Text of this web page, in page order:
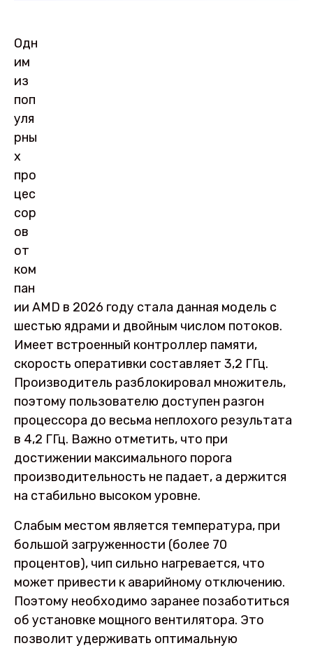
Одн
им
из
поп
уля
рны
х
про
цес
сор
ов
от
ком
пан
ии AMD в 2026 году стала данная модель с
шестью ядрами и двойным числом потоков.
Имеет встроенный контроллер памяти,
скорость оперативки составляет 3,2 ГГц.
Производитель разблокировал множитель,
поэтому пользователю доступен разгон
процессора до весьма неплохого результата
в 4,2 ГГц. Важно отметить, что при
достижении максимального порога
производительность не падает, а держится
на стабильно высоком уровне.
Слабым местом является температура, при
большой загруженности (более 70
процентов), чип сильно нагревается, что
может привести к аварийному отключению.
Поэтому необходимо заранее позаботиться
об установке мощного вентилятора. Это
позволит удерживать оптимальную